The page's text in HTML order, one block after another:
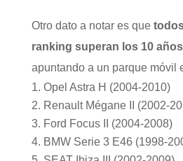
Otro dato a notar es que
ranking superan los 10 años
apuntando a un parque móvil
Opel Astra H (2004-2010)
Renault Mégane II (2002-
Ford Focus II (2004-2008)
BMW Serie 3 E46 (1998-